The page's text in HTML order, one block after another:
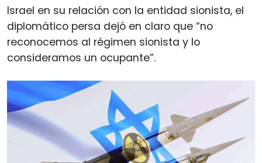
Israel en su relación con la entidad sionista, el
diplomático persa dejó en claro que “no
reconocemos al régimen sionista y lo
consideramos un ocupante”.